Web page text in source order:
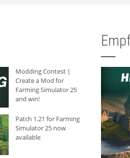
Modding Contest |
Create a Mod for
Farming Simulator 25
and win!
Patch 1.21 for Farming
Simulator 25 now
available